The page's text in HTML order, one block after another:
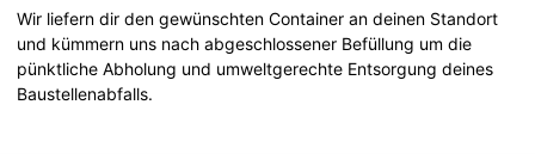
Wir liefern dir den gewünschten Container an deinen Standort
und kümmern uns nach abgeschlossener Befüllung um die
pünktliche Abholung und umweltgerechte Entsorgung deines
Baustellenabfalls.